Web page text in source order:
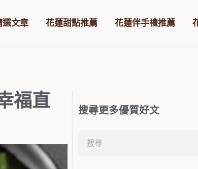
選文章 花蓮甜點推薦 花蓮伴手禮推薦
福直
搜尋更多優質好文